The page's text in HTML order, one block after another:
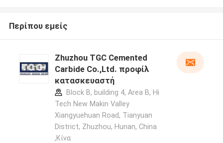
Περίπου εμείς
Zhuzhou TGC Cemented
Carbide Co.,Ltd. προφίλ
κατασκευαστή
Block B, building 4, Area B, Hi
Tech New Makin Valley
Xiangyuehuan Road, Tianyuan
District, Zhuzhou, Hunan, China
,Κίνα